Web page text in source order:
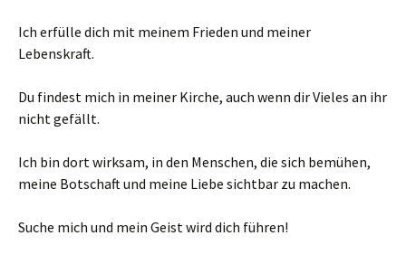
Ich erfülle dich mit meinem Frieden und meiner
Lebenskraft.
Du findest mich in meiner Kirche, auch wenn dir Vieles an ihr
nicht gefällt.
Ich bin dort wirksam, in den Menschen, die sich bemühen,
meine Botschaft und meine Liebe sichtbar zu machen.
Suche mich und mein Geist wird dich führen!